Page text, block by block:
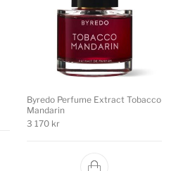
Byredo Perfume Extract Tobacco
Mandarin
3 170 kr